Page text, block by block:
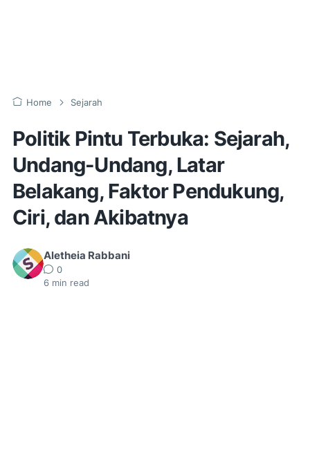
Home Sejarah
Politik Pintu Terbuka: Sejarah,
Undang-Undang, Latar
Belakang, Faktor Pendukung,
Ciri, dan Akibatnya
Aletheia Rabbani
0
6 min read